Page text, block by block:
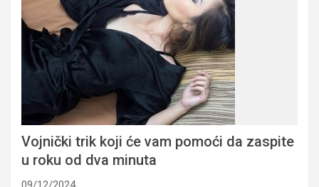
Vojnički trik koji će vam pomoći da zaspite
u roku od dva minuta